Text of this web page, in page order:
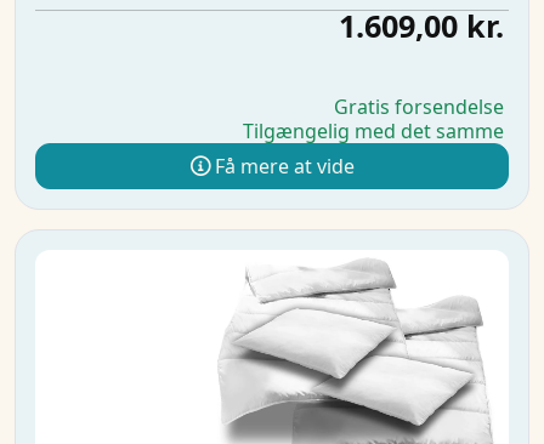
1.609,00 kr.
Gratis forsendelse
Tilgængelig med det samme
Få mere at vide